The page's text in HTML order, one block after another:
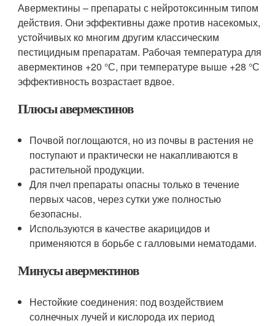
Авермектины – препараты с нейротоксинным типом
действия. Они эффективны даже против насекомых,
устойчивых ко многим другим классическим
пестицидным препаратам. Рабочая температура для
авермектинов +20 °С, при температуре выше +28 °С
эффективность возрастает вдвое.
Плюсы авермектинов
Почвой поглощаются, но из почвы в растения не
поступают и практически не накапливаются в
растительной продукции.
Для пчел препараты опасны только в течение
первых часов, через сутки уже полностью
безопасны.
Используются в качестве акарицидов и
применяются в борьбе с галловыми нематодами.
Минусы авермектинов
Нестойкие соединения: под воздействием
солнечных лучей и кислорода их период